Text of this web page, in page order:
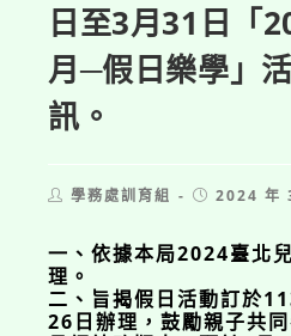
日至3月31日「
月─假日樂學」
訊。
Post學務處訓育組
Post2024 年
一、依據本局2024臺北
理。
二、旨揭假日活動訂於
26日辦理，鼓勵親子共